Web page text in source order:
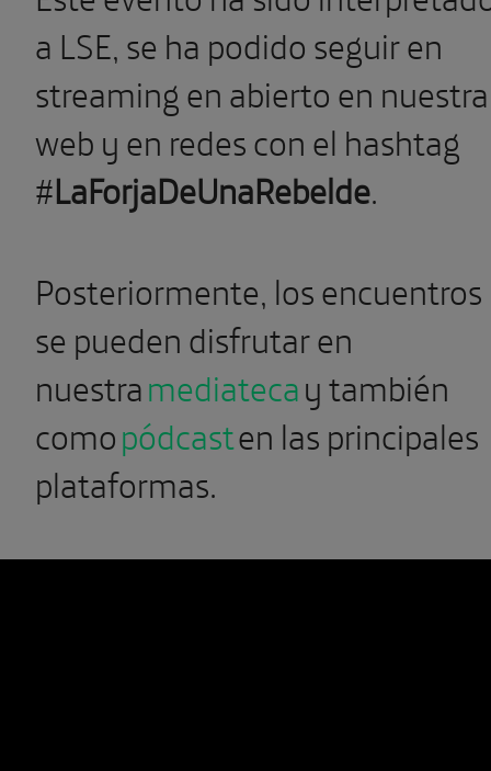
a LSE, se ha podido seguir en
streaming en abierto en nuestra
web y en redes con el hashtag
#LaForjaDeUnaRebelde.
Posteriormente, los encuentros
se pueden disfrutar en
nuestramediatecay también
comopódcasten las principales
plataformas.